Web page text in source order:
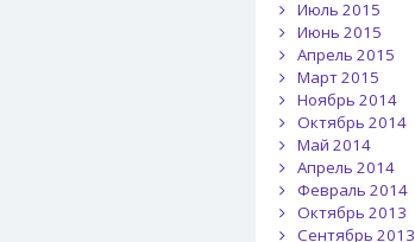
Июль 2015
Июнь 2015
Апрель 2015
Март 2015
Ноябрь 2014
Октябрь 2014
Май 2014
Апрель 2014
Февраль 2014
Октябрь 2013
Сентябрь 2013